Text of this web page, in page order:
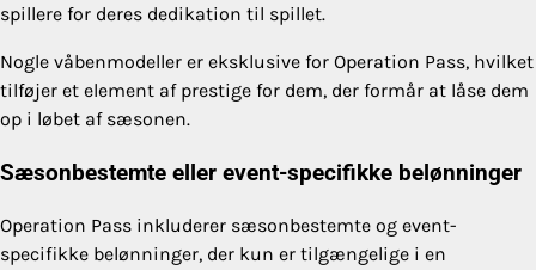
spillere for deres dedikation til spillet.
Nogle våbenmodeller er eksklusive for Operation Pass, hvilket
tilføjer et element af prestige for dem, der formår at låse dem
op i løbet af sæsonen.
Sæsonbestemte eller event-specifikke belønninger
Operation Pass inkluderer sæsonbestemte og event-
specifikke belønninger, der kun er tilgængelige i en